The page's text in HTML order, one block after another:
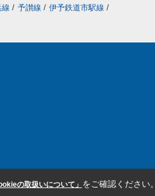
/ 予讃線 / 伊予鉄道市駅線 /
の取扱いについて」 をご確認ください。